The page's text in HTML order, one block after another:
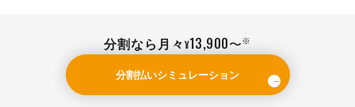
分割なら月々¥13,900〜※
分割払いシミュレーション